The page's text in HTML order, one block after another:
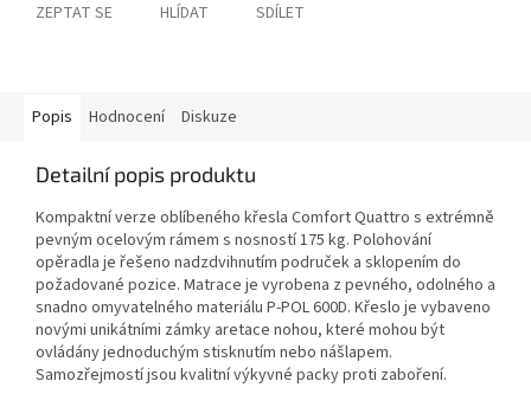
ZEPTAT SE HLÍDAT SDÍLET
Popis Hodnocení Diskuze
Detailní popis produktu
Kompaktní verze oblíbeného křesla Comfort Quattro s extrémně
pevným ocelovým rámem s nosností 175 kg. Polohování
opěradla je řešeno nadzdvihnutím područek a sklopením do
požadované pozice. Matrace je vyrobena z pevného, odolného a
snadno omyvatelného materiálu P-POL 600D. Křeslo je vybaveno
novými unikátními zámky aretace nohou, které mohou být
ovládány jednoduchým stisknutím nebo nášlapem.
Samozřejmostí jsou kvalitní výkyvné packy proti zaboření.